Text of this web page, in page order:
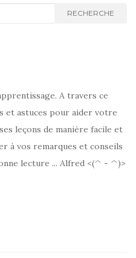
RECHERCHE
A travers ce
et astuces pour aider votre
leçons de manière facile et
à vos remarques et conseils
lecture ... Alfred <(^ - ^)>